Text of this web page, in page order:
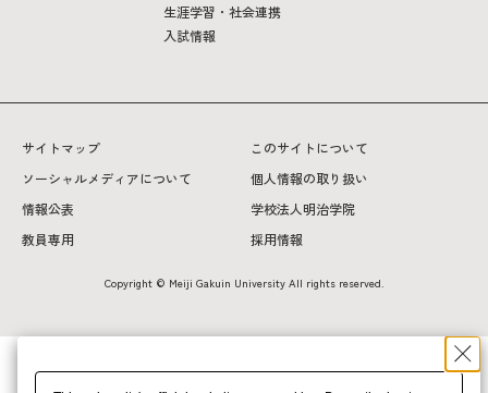
生涯学習・社会連携
入試情報
サイトマップ
このサイトについて
ソーシャルメディアについて
個人情報の取り扱い
情報公表
学校法人明治学院
教員専用
採用情報
Copyright © Meiji Gakuin University All rights reserved.